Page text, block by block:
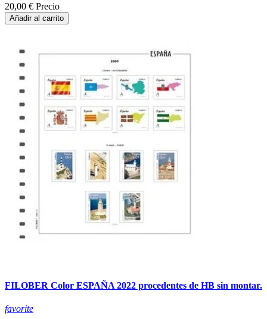
20,00 € Precio
Añadir al carrito
FILOBER Color ESPAÑA 2022 procedentes de HB sin montar.
favorite